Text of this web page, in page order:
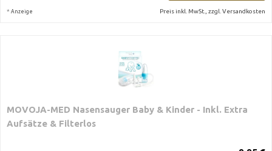
* Anzeige Preis inkl. MwSt., zzgl. Versandkosten
MOVOJA-MED Nasensauger Baby & Kinder - Inkl. Extra
Aufsätze & Filterlos